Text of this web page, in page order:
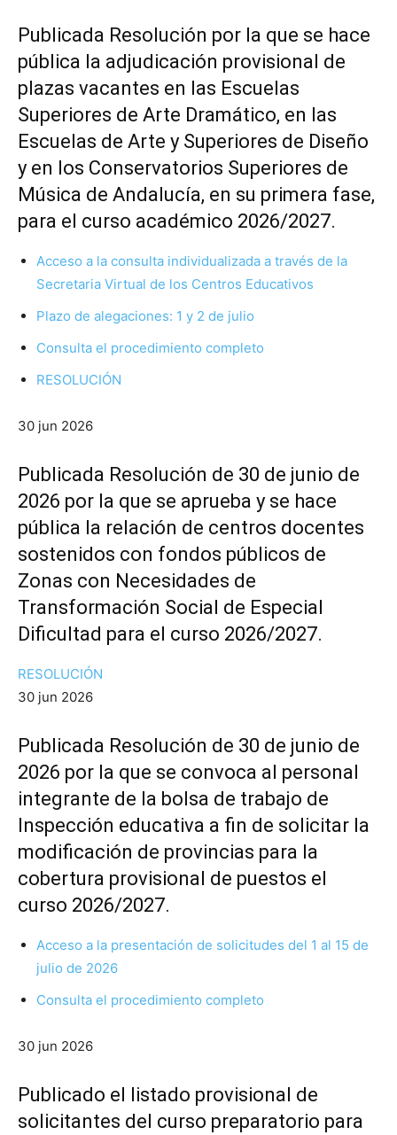
Publicada Resolución por la que se hace
pública la adjudicación provisional de
plazas vacantes en las Escuelas
Superiores de Arte Dramático, en las
Escuelas de Arte y Superiores de Diseño
y en los Conservatorios Superiores de
Música de Andalucía, en su primera fase,
para el curso académico 2026/2027.
Acceso a la consulta individualizada a través de la
Secretaria Virtual de los Centros Educativos
Plazo de alegaciones: 1 y 2 de julio
Consulta el procedimiento completo
RESOLUCIÓN
30 jun 2026
Publicada Resolución de 30 de junio de
2026 por la que se aprueba y se hace
pública la relación de centros docentes
sostenidos con fondos públicos de
Zonas con Necesidades de
Transformación Social de Especial
Dificultad para el curso 2026/2027.
RESOLUCIÓN
30 jun 2026
Publicada Resolución de 30 de junio de
2026 por la que se convoca al personal
integrante de la bolsa de trabajo de
Inspección educativa a fin de solicitar la
modificación de provincias para la
cobertura provisional de puestos el
curso 2026/2027.
Acceso a la presentación de solicitudes del 1 al 15 de
julio de 2026
Consulta el procedimiento completo
30 jun 2026
Publicado el listado provisional de
solicitantes del curso preparatorio para